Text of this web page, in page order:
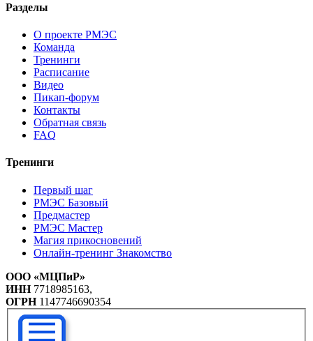
Разделы
О проекте РМЭС
Команда
Тренинги
Расписание
Видео
Пикап-форум
Контакты
Обратная связь
FAQ
Тренинги
Первый шаг
РМЭС Базовый
Предмастер
РМЭС Мастер
Магия прикосновений
Онлайн-тренинг Знакомство
ООО «МЦПиР»
ИНН7718985163,
ОГРН1147746690354